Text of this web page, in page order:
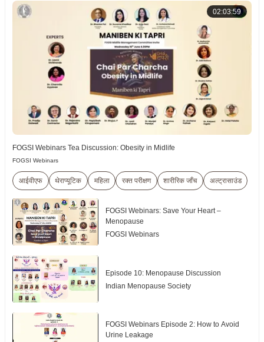
02:03:59
FOGSI Webinars Tea Discussion: Obesity in Midlife
FOGSI Webinars
आईवीएफ थेराप्यूटिक महिला रक्त परीक्षण शारीरिक जाँच अल्ट्रासाउंड
FOGSI Webinars: Save Your Heart –
Menopause
FOGSI Webinars
Episode 10: Menopause Discussion
Indian Menopause Society
FOGSI Webinars Episode 2: How to Avoid
Urine Leakage